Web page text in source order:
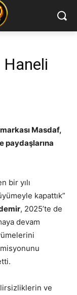
Masdaf,
paydaşlarına
bir yılı
kapattık”
, 2025’te de
devam
ve